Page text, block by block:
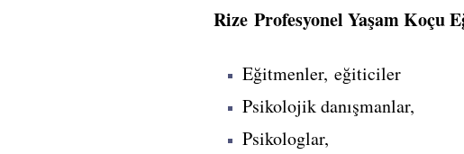
Rize Profesyonel Yaşam Koçu
Eğitmenler, eğiticiler
Psikolojik danışmanlar,
Psikologlar,